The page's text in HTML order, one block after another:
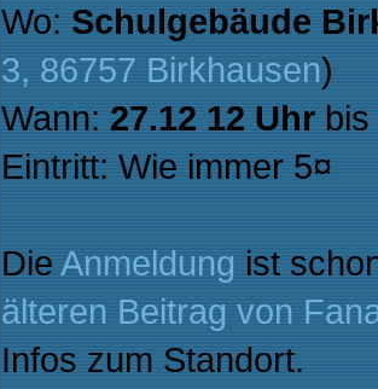
Wo: Schulgebäude
3, 86757 Birkhausen)
Wann: 27.12 12 Uhr bis
Eintritt: Wie immer 5¤
Die Anmeldung ist
älteren Beitrag von
Infos zum Standort.